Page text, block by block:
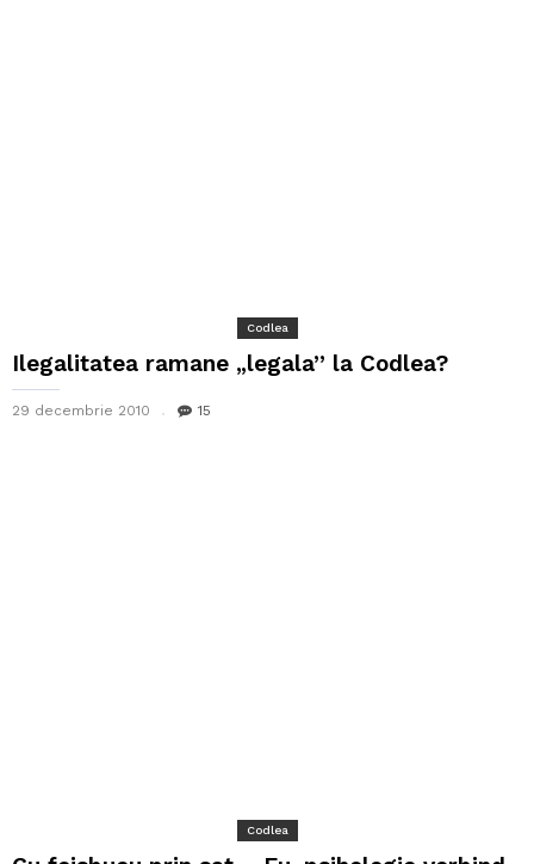
Codlea
Ilegalitatea ramane „legala” la Codlea?
29 decembrie 2010 15
Codlea